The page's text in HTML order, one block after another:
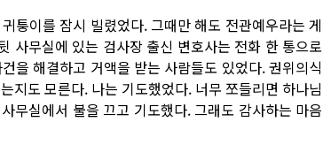
퉁이를 잠시 빌렸었다. 그때만 해도 전관예우라는 게
사무실에 있는 검사장 출신 변호사는 전화 한 통으로
을 해결하고 거액을 받는 사람들도 있었다. 권위의식
지도 모른다. 나는 기도했었다. 너무 쪼들리면 하나님
무실에서 불을 끄고 기도했다. 그래도 감사하는 마음